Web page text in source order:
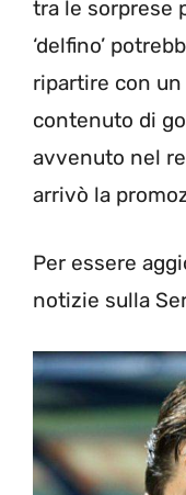
tra le sorprese
‘delfino’
ripartire con
contenuto di
avvenuto nel
arrivò la
Per essere
notizie sulla